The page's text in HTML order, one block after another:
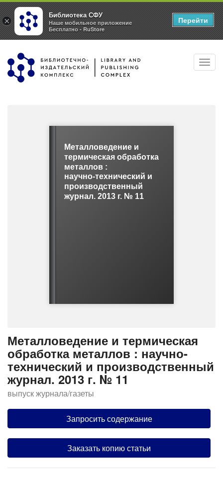
Перейти
основному
Металловедение и
термическая обработка
металлов :
научно-технический и
производственный
журнал. 2013 г. № 11
Металловедение и термическая
обработка металлов : научно-
технический и производственный
журнал. 2013 г. № 11
выпуск журнала/газеты
Запросить содержание
Заказать копию статьи
×
Библиотека СФУ
Наше мобильное приложение
Бесплатно - RuStore
Перейти